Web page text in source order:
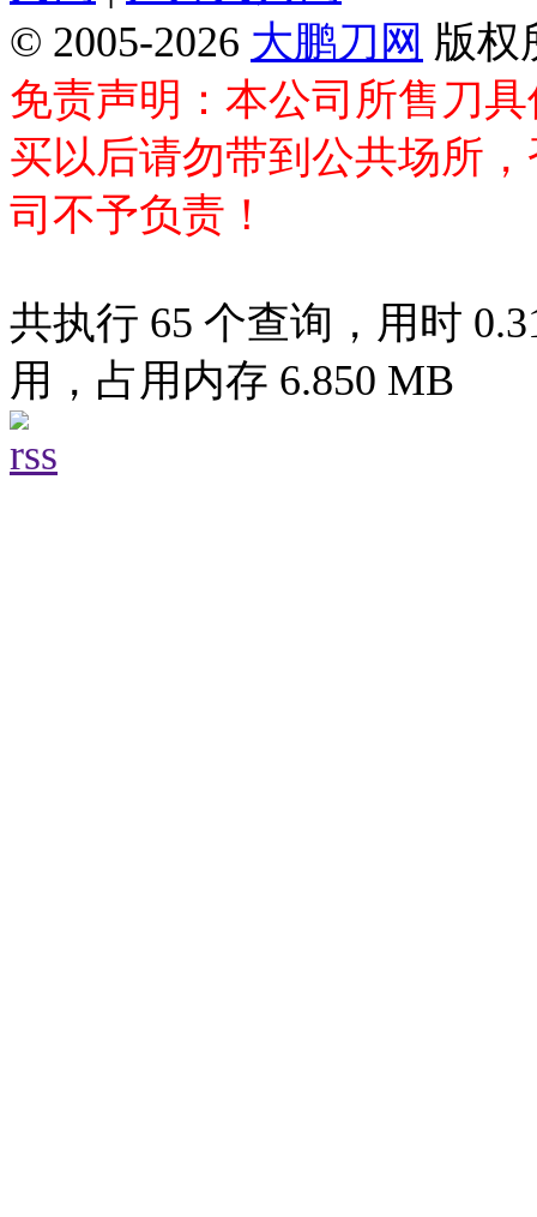
© 2005-2026 大鹏刀网 版权
免责声明：本公司所售刀
买以后请勿带到公共场所
司不予负责！
共执行 65 个查询，用时
用，占用内存 6.850 MB